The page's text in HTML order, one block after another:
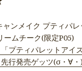
ンメイク プティパ
ームチーク(限定P05)
プティパレットアイ
行発売ゲッツ(σ・∀